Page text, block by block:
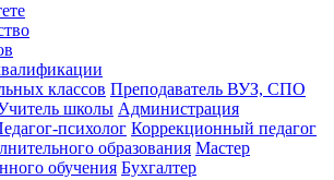
классов Преподаватель ВУЗ, СПО
школы Администрация
психолог Коррекционный педагог
образования Мастер
обучения Бухгалтер